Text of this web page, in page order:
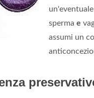
sperma e
assumi un